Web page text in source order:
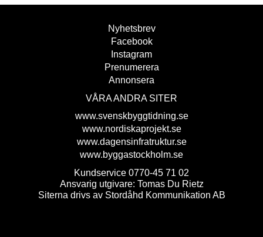
Nyhetsbrev
Facebook
Instagram
Prenumerera
Annonsera
VÅRA ANDRA SITER
www.svenskbyggtidning.se
www.nordiskaprojekt.se
www.dagensinfratruktur.se
www.byggastockholm.se
Kundservice 0770-45 71 02
Ansvarig utgivare: Tomas Du Rietz
Siterna drivs av Stordåhd Kommunikation AB